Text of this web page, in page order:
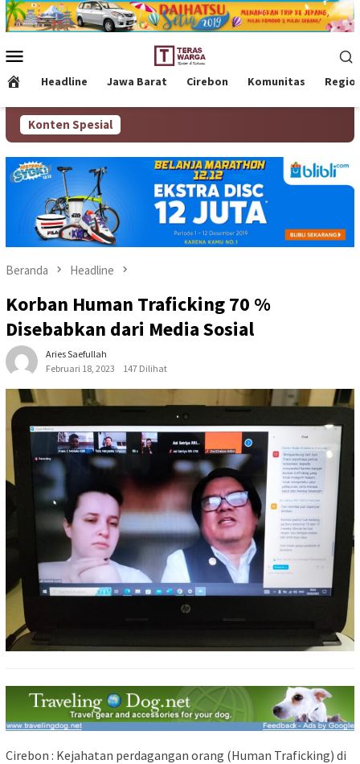
Loncat
ke
Mobile
Headline Jawa Barat Cirebon Komunitas
Konten Spesial
Beranda Headline
Korban Human Traficking 70 %
Disebabkan dari Media Sosial
Aries Saefullah
Februari 18, 2023
147 Dilihat
Cirebon : Kejahatan perdagangan orang (Human Traficking) di